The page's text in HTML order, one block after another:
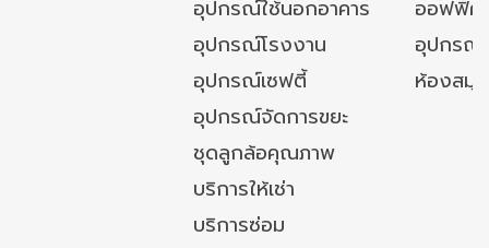
อุปกรณ์ใช้นอกอาคาร
ออฟฟิศ/
อุปกรณ์โรงงาน
อุปกรณ์
อุปกรณ์เซฟตี้
ห้องสมุ
อุปกรณ์จัดการขยะ
ชุดลูกล้อคุณภาพ
บริการให้เช่า
บริการซ่อม